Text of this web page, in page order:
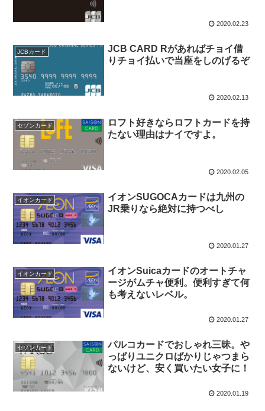
2020.02.23
JCBカード
JCB CARD Rがあればチョイ借
りチョイ払いで当座をしのげるぞ
2020.02.13
セゾンカード
ロフト好きならロフトカードを持
たない理由はナイですよ。
2020.02.05
イオンカード
イオンSUGOCAカードは九州の
JR乗りなら絶対に持つべし
2020.01.27
イオンカード
イオンSuicaカードのオートチャ
ージがムチャ便利。便利すぎて何
も考えないレベル。
2020.01.27
セゾンカード
パルコカードでおしゃれ三昧。や
っぱりユニクロばかりじゃつまら
ないけど、安く買いたい女子に！
2020.01.19